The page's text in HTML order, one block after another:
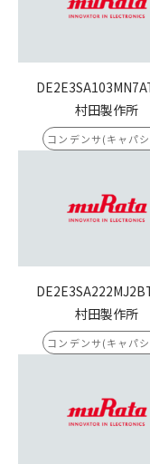
村田製作所
コンデンサ(キャパ
村田製作所
コンデンサ(キャパ